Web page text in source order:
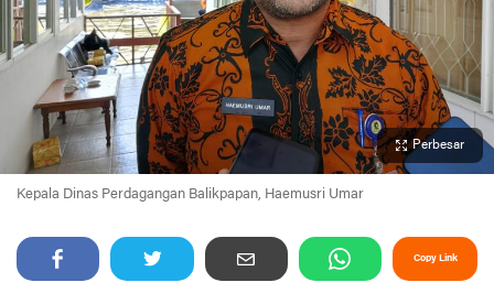
Perbesar
Kepala Dinas Perdagangan Balikpapan, Haemusri Umar
Copy Link